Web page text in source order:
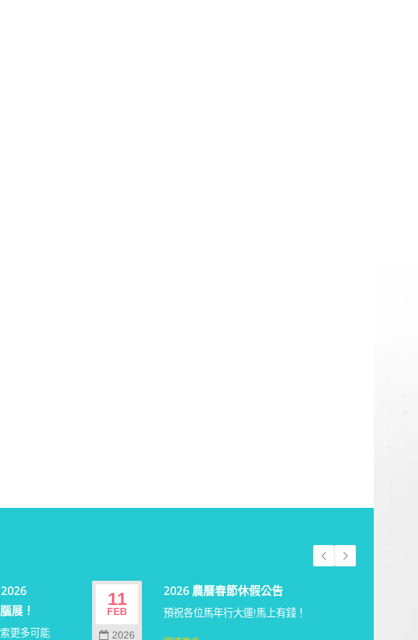
展！
更多可能
11
FEB
2026
2026 農曆春節休假公告
預祝各位馬年行大運!馬上有錢！